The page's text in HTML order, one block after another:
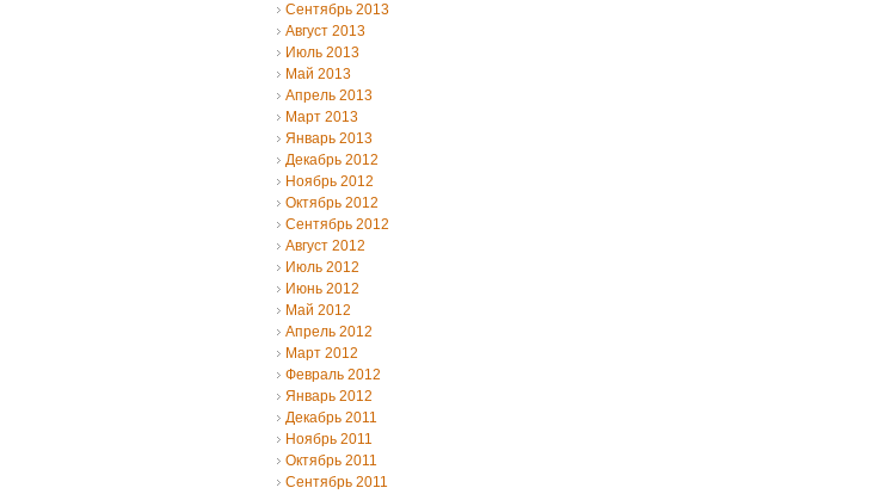
Сентябрь 2013
Август 2013
Июль 2013
Май 2013
Апрель 2013
Март 2013
Январь 2013
Декабрь 2012
Ноябрь 2012
Октябрь 2012
Сентябрь 2012
Август 2012
Июль 2012
Июнь 2012
Май 2012
Апрель 2012
Март 2012
Февраль 2012
Январь 2012
Декабрь 2011
Ноябрь 2011
Октябрь 2011
Сентябрь 2011